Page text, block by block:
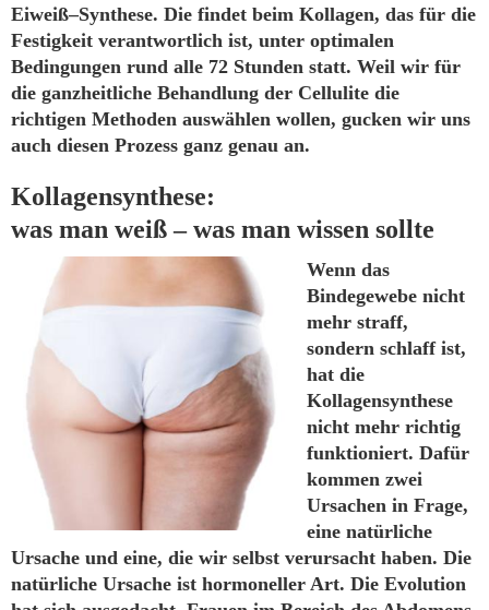
Eiweiß–Synthese. Die findet beim Kollagen, das für die
Festigkeit verantwortlich ist, unter optimalen
Bedingungen rund alle 72 Stunden statt. Weil wir für
die ganzheitliche Behandlung der Cellulite die
richtigen Methoden auswählen wollen, gucken wir uns
auch diesen Prozess ganz genau an.
Kollagensynthese:
was man weiß – was man wissen sollte
Wenn das
Bindegewebe nicht
mehr straff,
sondern schlaff ist,
hat die
Kollagensynthese
nicht mehr richtig
funktioniert. Dafür
kommen zwei
Ursachen in Frage,
eine natürliche
Ursache und eine, die wir selbst verursacht haben. Die
natürliche Ursache ist hormoneller Art. Die Evolution